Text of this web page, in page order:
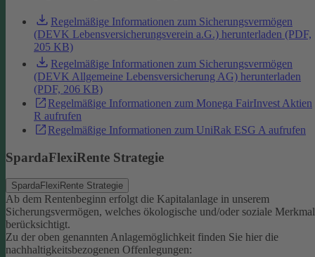
Regelmäßige Informationen zum Sicherungsvermögen
(DEVK Lebensversicherungsverein a.G.) herunterladen (PDF,
205 KB)
Regelmäßige Informationen zum Sicherungsvermögen
(DEVK Allgemeine Lebensversicherung AG) herunterladen
(PDF, 206 KB)
Regelmäßige Informationen zum Monega FairInvest Aktien
R aufrufen
Regelmäßige Informationen zum UniRak ESG A aufrufen
SpardaFlexiRente Strategie
SpardaFlexiRente Strategie
Ab dem Rentenbeginn erfolgt die Kapitalanlage in unserem
Sicherungsvermögen, welches ökologische und/oder soziale
berücksichtigt.
Zu der oben genannten Anlagemöglichkeit finden Sie hier die
nachhaltigkeitsbezogenen Offenlegungen: